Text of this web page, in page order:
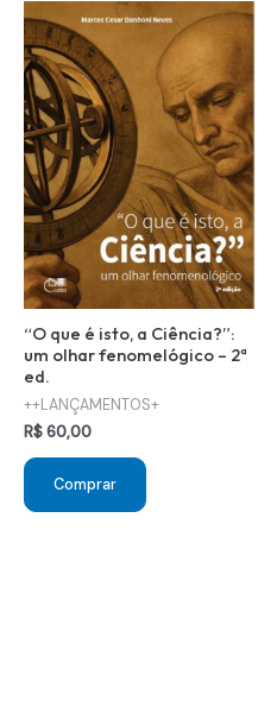
“O que é isto, a Ciência?”:
um olhar fenomelógico – 2ª
ed.
++LANÇAMENTOS+
R$60,00
Comprar